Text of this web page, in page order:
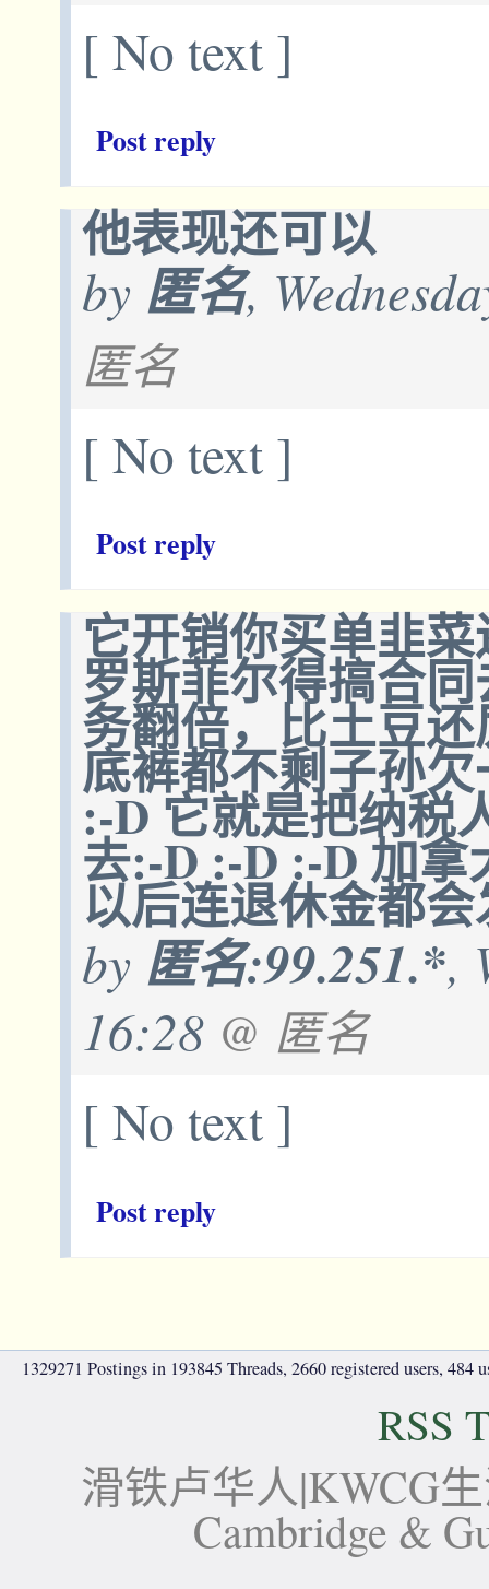
[ No text ]
Post reply
他表现还可以
by 匿名,
匿名
[ No text ]
Post reply
它开销你买单韭
罗斯菲尔得搞合
务翻倍，比土豆
底裤都不剩子孙
:-D 它就是把纳税
去:-D :-D :-D 加
以后连退休金都
by 匿名:99.251.*,
16:28 @ 匿名
[ No text ]
Post reply
1329271 Postings in 193845 Threads, 2660 registered users, 484
RSS
滑铁卢华人|KWCG
Cambridge &